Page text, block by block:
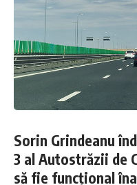
Sorin Grindeanu
3 al Autostrăzii de
să fie funcțional